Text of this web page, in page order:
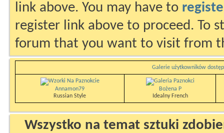
link above. You may have to
register link above to proceed. To
forum that you want to visit from
Galerie użytkowników
Annamon79
Russian Style
Bożena P
Idealny French
Wszystko na temat sztuki